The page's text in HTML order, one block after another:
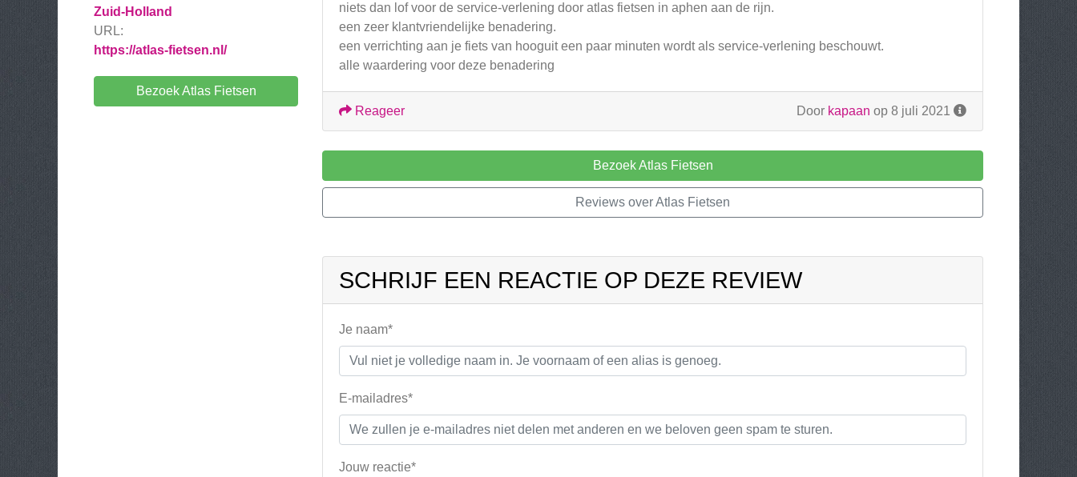
Zuid-Holland
URL:
https://atlas-fietsen.nl/
Bezoek Atlas Fietsen
niets dan lof voor de service-verlening door atlas fietsen in aphen aan de rijn.
een zeer klantvriendelijke benadering.
een verrichting aan je fiets van hooguit een paar minuten wordt als service-verlening beschouwt.
alle waardering voor deze benadering
Door kapaan op 8 juli 2021
Reageer
Bezoek Atlas Fietsen
Reviews over Atlas Fietsen
SCHRIJF EEN REACTIE OP DEZE REVIEW
Je naam*
E-mailadres*
Jouw reactie*